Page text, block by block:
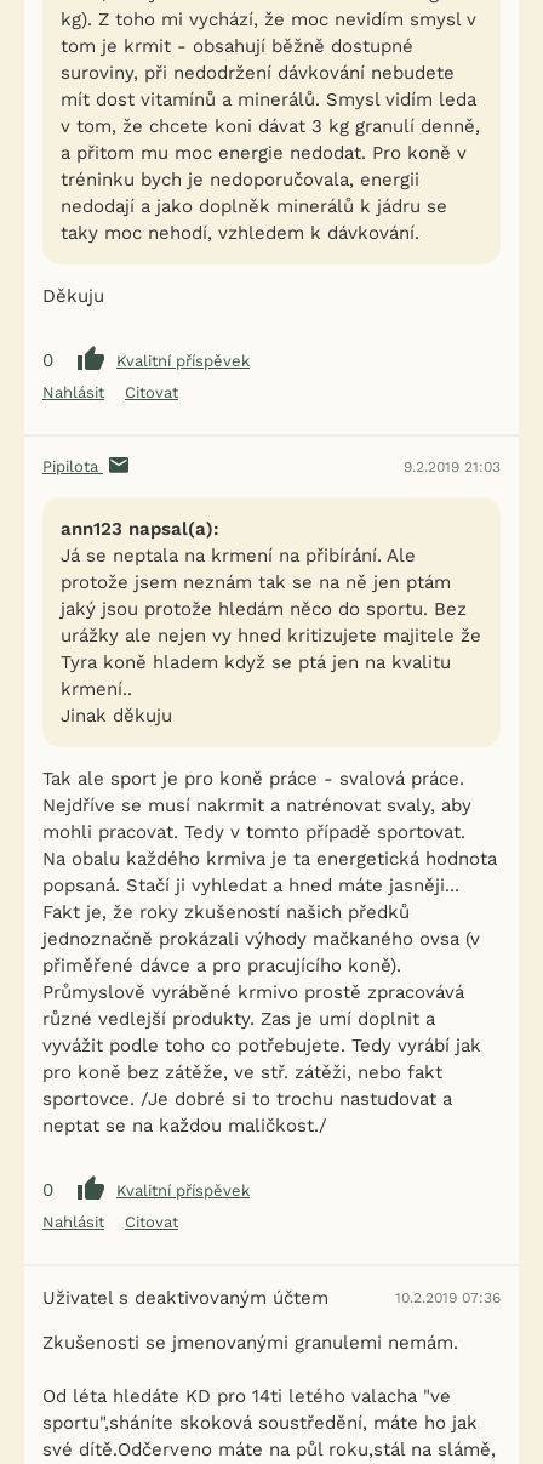
kg). Z toho mi vychází, že moc nevidím smysl v
tom je krmit - obsahují běžně dostupné
suroviny, při nedodržení dávkování nebudete
mít dost vitamínů a minerálů. Smysl vidím leda
v tom, že chcete koni dávat 3 kg granulí denně,
a přitom mu moc energie nedodat. Pro koně v
tréninku bych je nedoporučovala, energii
nedodají a jako doplněk minerálů k jádru se
taky moc nehodí, vzhledem k dávkování.
Děkuju
0
Kvalitní příspěvek
Nahlásit
Citovat
Pipilota 9.2.2019 21:03
ann123 napsal(a):
Já se neptala na krmení na přibírání. Ale
protože jsem neznám tak se na ně jen ptám
jaký jsou protože hledám něco do sportu. Bez
urážky ale nejen vy hned kritizujete majitele že
Tyra koně hladem když se ptá jen na kvalitu
krmení..
Jinak děkuju
Tak ale sport je pro koně práce - svalová práce.
Nejdříve se musí nakrmit a natrénovat svaly, aby
mohli pracovat. Tedy v tomto případě sportovat.
Na obalu každého krmiva je ta energetická hodnota
popsaná. Stačí ji vyhledat a hned máte jasněji...
Fakt je, že roky zkušeností našich předků
jednoznačně prokázali výhody mačkaného ovsa (v
přiměřené dávce a pro pracujícího koně).
Průmyslově vyráběné krmivo prostě zpracovává
různé vedlejší produkty. Zas je umí doplnit a
vyvážit podle toho co potřebujete. Tedy vyrábí jak
pro koně bez zátěže, ve stř. zátěži, nebo fakt
sportovce. /Je dobré si to trochu nastudovat a
neptat se na každou maličkost./
0
Kvalitní příspěvek
Nahlásit
Citovat
Uživatel s deaktivovaným účtem 10.2.2019 07:36
Zkušenosti se jmenovanými granulemi nemám.
Od léta hledáte KD pro 14ti letého valacha "ve
sportu",sháníte skoková soustředění, máte ho jak
své dítě.Odčerveno máte na půl roku,stál na slámě,